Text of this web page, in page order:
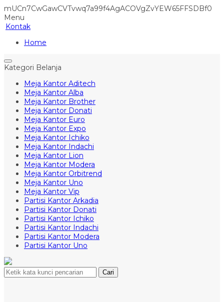
mUCn7CwGawCVTvwq7a99f4AgACOVgZvYEW65FFSDBf0
Menu
Kontak
Home
Kategori Belanja
Meja Kantor Aditech
Meja Kantor Alba
Meja Kantor Brother
Meja Kantor Donati
Meja Kantor Euro
Meja Kantor Expo
Meja Kantor Ichiko
Meja Kantor Indachi
Meja Kantor Lion
Meja Kantor Modera
Meja Kantor Orbitrend
Meja Kantor Uno
Meja Kantor Vip
Partisi Kantor Arkadia
Partisi Kantor Donati
Partisi Kantor Ichiko
Partisi Kantor Indachi
Partisi Kantor Modera
Partisi Kantor Uno
Cari